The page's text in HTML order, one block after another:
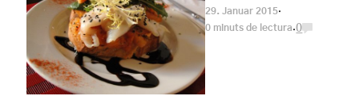
29. Januar 2015·
0 minuts de lectura·0